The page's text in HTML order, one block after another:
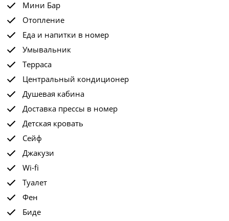
Мини Бар
Отопление
Еда и напитки в номер
Умывальник
Терраса
Центральный кондиционер
Душевая кабина
Доставка прессы в номер
Детская кровать
Сейф
Джакузи
Wi-fi
Туалет
Фен
Биде